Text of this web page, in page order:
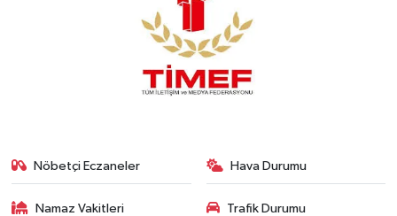
Nöbetçi Eczaneler Hava Durumu
Namaz Vakitleri Trafik Durumu